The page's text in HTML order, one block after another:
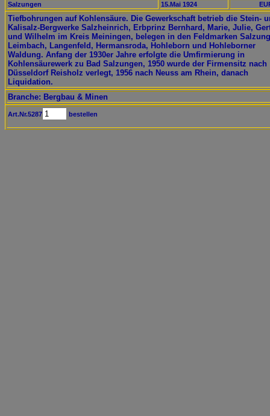
Salzungen
15.Mai 1924
Tiefbohrungen auf Kohlensäure. Die Gewerkschaft betrieb die Stein-
Kalisalz-Bergwerke Salzheinrich, Erbprinz Bernhard, Marie, Julie,
und Wilhelm im Kreis Meiningen, belegen in den Feldmarken
Leimbach, Langenfeld, Hermansroda, Hohleborn und Hohleborner
Waldung. Anfang der 1930er Jahre erfolgte die Umfirmierung in
Kohlensäurewerk zu Bad Salzungen, 1950 wurde der Firmensitz nach
Düsseldorf Reisholz verlegt, 1956 nach Neuss am Rhein, danach
Liquidation.
Branche: Bergbau & Minen
Art.Nr.5287 bestellen